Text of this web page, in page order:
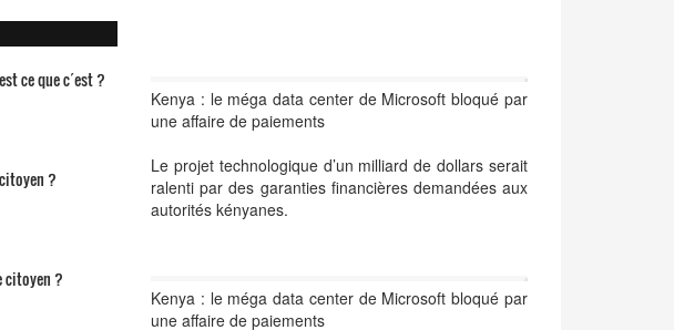
ce que c´est ?
?
citoyen ?
Kenya : le méga data center de Microsoft bloqué par
une affaire de paiements
Le projet technologique d’un milliard de dollars serait
ralenti par des garanties financières demandées aux
autorités kényanes.
Kenya : le méga data center de Microsoft bloqué par
une affaire de paiements